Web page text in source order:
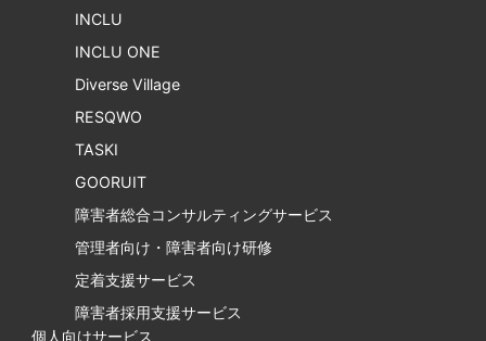
INCLU
INCLU ONE
Diverse Village
RESQWO
TASKI
GOORUIT
障害者総合コンサルティングサービス
管理者向け・障害者向け研修
定着支援サービス
障害者採用支援サービス
個人向けサービス